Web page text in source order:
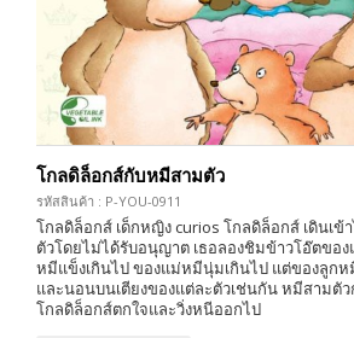
โกลดิล็อกส์กับหมีสามตัว
รหัสสินค้า : P-YOU-0911
โกลดิล็อกส์ เด็กหญิง curios โกลดิล็อกส์ เดินเ
ตัวโดยไม่ได้รับอนุญาต เธอลองชิมข้าวโอ๊ตขอ
หมีแข็งเกินไป ของแม่หมีนุ่มเกินไป แต่ของลูกหมี
และนอนบนเตียงของแต่ละตัวเช่นกัน หมีสามตั
โกลดิล็อกส์ตกใจและวิ่งหนีออกไป